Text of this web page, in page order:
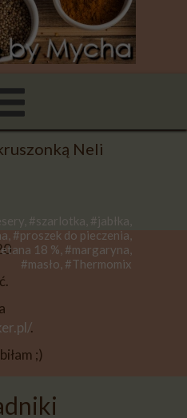
#szarlotka, #jabłka,
#proszek do pieczenia,
18 %, #margaryna,
#masło, #Thermomix
Neli
.
;)